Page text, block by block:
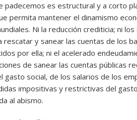
padecemos es estructural y a corto
permita mantener el dinamismo
Ni la reducción crediticia; ni
rescatar y sanear las cuentas de los
por ella; ni el acelerado
de sanear las cuentas públicas
gasto social, de los salarios de los
impositivas y restrictivas del
al abismo.